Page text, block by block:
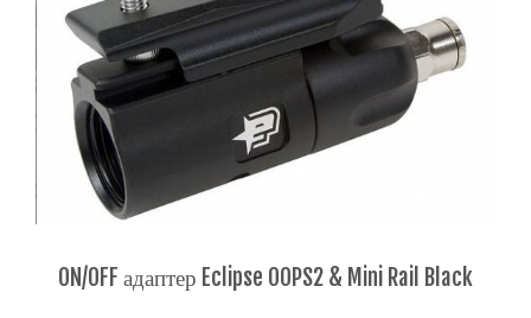
ON/OFF адаптер Eclipse OOPS2 & Mini Rail Black